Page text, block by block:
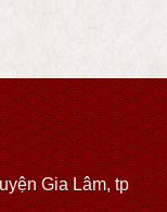
Gia Lâm, tp